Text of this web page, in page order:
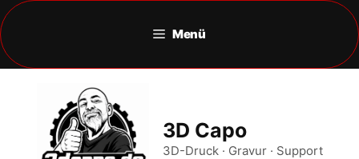
Zum
Inhalt
springen
Menü
3D Capo
3D-Druck · Gravur · Support